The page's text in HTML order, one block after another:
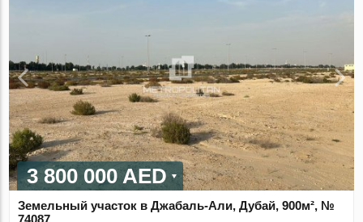
3 800 000 AED
Земельный участок в Джабаль-Али, Дубай, 900м², №